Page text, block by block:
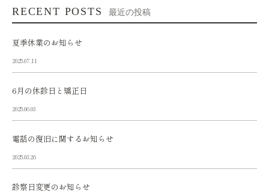
RECENT POSTS 最近の投稿
夏季休業のお知らせ
2025.07.11
6月の休診日と矯正日
2025.06.03
電話の復旧に関するお知らせ
2025.03.26
診察日変更のお知らせ